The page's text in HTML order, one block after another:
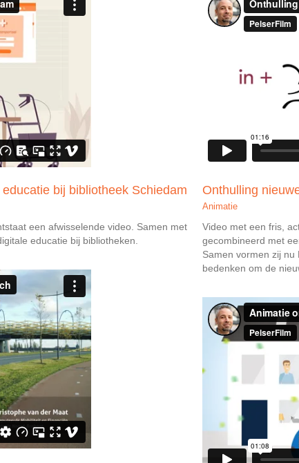
bij bibliotheek Schiedam
een afwisselende video. Samen met
educatie bij bibliotheken.
Onthulling
Animatie
Video met een fris,
gecombineerd met
Samen vormen zij
bedenken om de